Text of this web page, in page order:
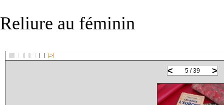
Reliure au féminin
::>
< >
5 / 39